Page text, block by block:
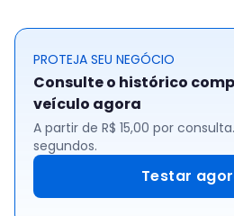
PROTEJA SEU NEGÓCIO
Consulte o histórico
veículo agora
A partir de R$ 15,00 por
segundos.
Testar